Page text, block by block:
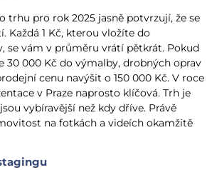
trhu pro rok 2025 jasně potvrzují, že se
Každá 1 Kč, kterou vložíte do
se vám v průměru vrátí pětkrát. Pokud
30 000 Kč do výmalby, drobných oprav
cenu navýšit o 150 000 Kč. V roce
v Praze naprosto klíčová. Trh je
vybíravější než kdy dříve. Právě
na fotkách a videích okamžitě